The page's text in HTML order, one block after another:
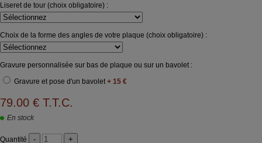
Liseret de tour (choix obligatoire) :
Choix de la forme des angles de votre plaque (choix obligatoire) :
Gravure personnalisée sur bas de plaque ou sur un bavolet :
Gravure et pose d'un bavolet+ 15 €
79.00 € T.T.C.
En stock
Quantité